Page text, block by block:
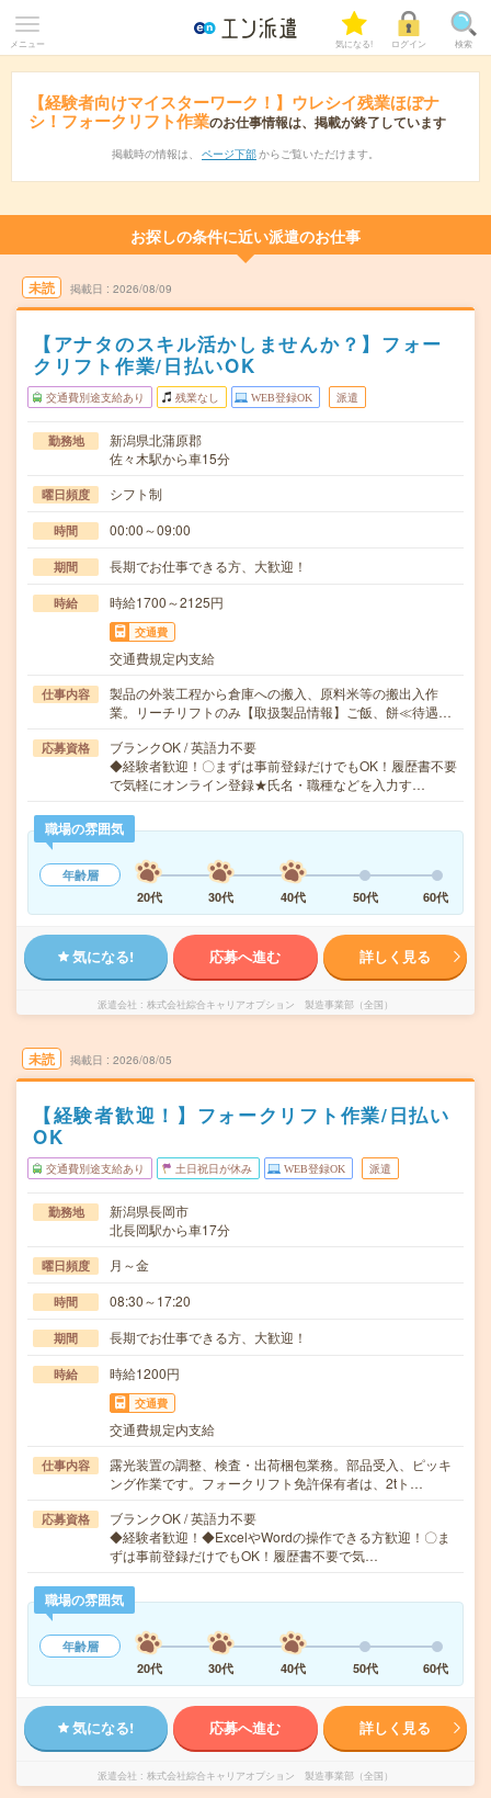
メニュー 気になる! ログイン 検索
【経験者向けマイスターワーク！】ウレシイ残業ほぼナ
シ！フォークリフト作業のお仕事情報は、掲載が終了しています
掲載時の情報は、 ページ下部 からご覧いただけます。
お探しの条件に近い派遣のお仕事
未読 掲載日 2026/08/09
【アナタのスキル活かしませんか？】フォー
クリフト作業/日払いOK
交通費別途支給あり 残業なし WEB登録OK 派遣
勤務地
新潟県北蒲原郡
佐々木駅から車15分
曜日頻度 シフト制
時間 00:00～09:00
期間 長期でお仕事できる方、大歓迎！
時給 時給1700～2125円
交通費
交通費規定内支給
仕事内容
製品の外装工程から倉庫への搬入、原料米等の搬出入作
業。リーチリフトのみ【取扱製品情報】ご飯、餅≪待遇…
応募資格
ブランクOK / 英語力不要
◆経験者歓迎！〇まずは事前登録だけでもOK！履歴書不要
で気軽にオンライン登録★氏名・職種などを入力す…
職場の雰囲気
年齢層
20代
30代 40代 50代 60代
気になる! 応募へ進む 詳しく見る
派遣会社 株式会社綜合キャリアオプション 製造事業部（全国）
未読 掲載日 2026/08/05
【経験者歓迎！】フォークリフト作業/日払い
OK
交通費別途支給あり 土日祝日が休み WEB登録OK 派遣
勤務地
新潟県長岡市
北長岡駅から車17分
曜日頻度 月～金
時間 08:30～17:20
期間 長期でお仕事できる方、大歓迎！
時給 時給1200円
交通費
交通費規定内支給
仕事内容
露光装置の調整、検査・出荷梱包業務。部品受入、ピッキ
ング作業です。フォークリフト免許保有者は、2tト…
応募資格
ブランクOK / 英語力不要
◆経験者歓迎！◆ExcelやWordの操作できる方歓迎！〇ま
ずは事前登録だけでもOK！履歴書不要で気…
職場の雰囲気
年齢層
20代
30代 40代 50代 60代
気になる! 応募へ進む 詳しく見る
派遣会社 株式会社綜合キャリアオプション 製造事業部（全国）